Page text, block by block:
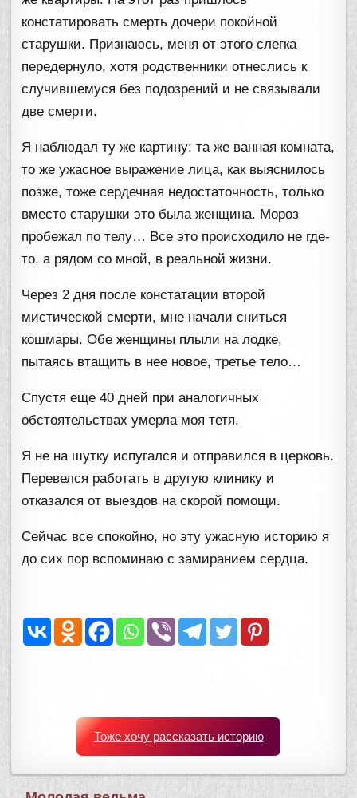
констатировать смерть дочери покойной
старушки. Признаюсь, меня от этого слегка
передернуло, хотя родственники отнеслись к
случившемуся без подозрений и не связывали
две смерти.
Я наблюдал ту же картину: та же ванная комната,
то же ужасное выражение лица, как выяснилось
позже, тоже сердечная недостаточность, только
вместо старушки это была женщина. Мороз
пробежал по телу… Все это происходило не где-
то, а рядом со мной, в реальной жизни.
Через 2 дня после констатации второй
мистической смерти, мне начали сниться
кошмары. Обе женщины плыли на лодке,
пытаясь втащить в нее новое, третье тело…
Спустя еще 40 дней при аналогичных
обстоятельствах умерла моя тетя.
Я не на шутку испугался и отправился в церковь.
Перевелся работать в другую клинику и
отказался от выездов на скорой помощи.
Сейчас все спокойно, но эту ужасную историю я
до сих пор вспоминаю с замиранием сердца.
Тоже хочу рассказать историю
Навигация